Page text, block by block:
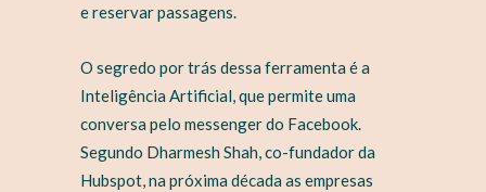
e reservar passagens.
O segredo por trás dessa ferramenta é a
Inteligência Artificial, que permite uma
conversa pelo messenger do Facebook.
Segundo Dharmesh Shah, co-fundador da
Hubspot, na próxima década as empresas